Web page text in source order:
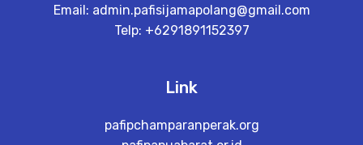
Email: admin.pafisijamapolang@gmail.com
Telp: +6291891152397
Link
pafipchamparanperak.org